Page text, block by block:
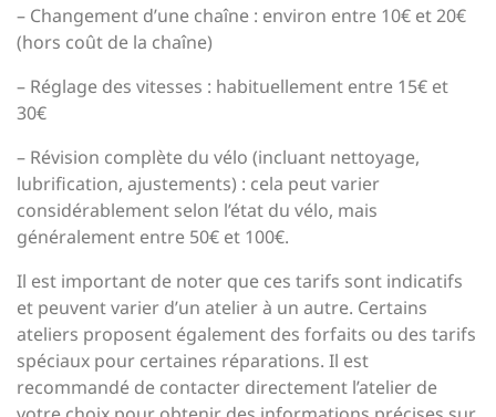
– Changement d’une chaîne : environ entre 10€ et 20€
(hors coût de la chaîne)
– Réglage des vitesses : habituellement entre 15€ et
30€
– Révision complète du vélo (incluant nettoyage,
lubrification, ajustements) : cela peut varier
considérablement selon l’état du vélo, mais
généralement entre 50€ et 100€.
Il est important de noter que ces tarifs sont indicatifs
et peuvent varier d’un atelier à un autre. Certains
ateliers proposent également des forfaits ou des tarifs
spéciaux pour certaines réparations. Il est
recommandé de contacter directement l’atelier de